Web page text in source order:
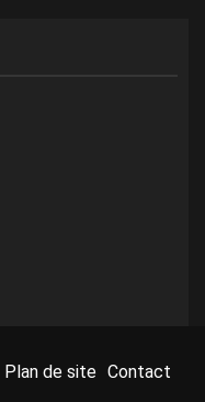
Plan de site Contact